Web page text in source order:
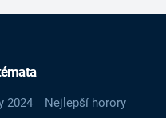
2024
Nejlepší horory